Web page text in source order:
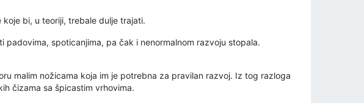
bi, u teoriji, trebale dulje trajati.
spoticanjima, pa čak i nenormalnom razvoju stopala.
malim nožicama koja im je potrebna za pravilan razvoj. Iz tog razloga
čizama sa špicastim vrhovima.